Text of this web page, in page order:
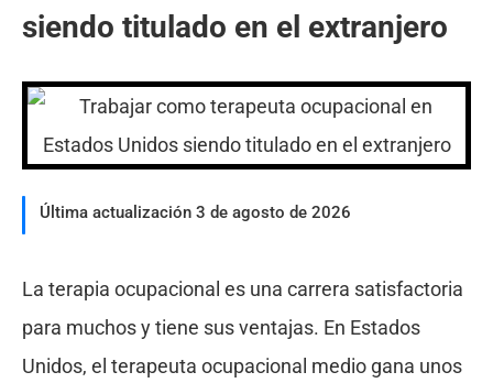
siendo titulado en el extranjero
Última actualización 3 de agosto de 2026
La terapia ocupacional es una carrera satisfactoria
para muchos y tiene sus ventajas. En Estados
Unidos, el terapeuta ocupacional medio gana unos